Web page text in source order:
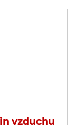
vzduchu